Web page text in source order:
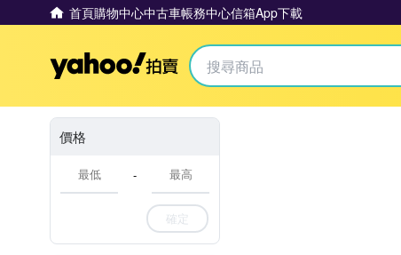
首頁購物中心中古車帳務中心信箱App下載
Yahoo拍賣
價格
-
確定